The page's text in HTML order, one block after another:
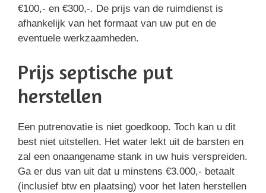
€100,- en €300,-. De prijs van de ruimdienst is
afhankelijk van het formaat van uw put en de
eventuele werkzaamheden.
Prijs septische put
herstellen
Een putrenovatie is niet goedkoop. Toch kan u dit
best niet uitstellen. Het water lekt uit de barsten en
zal een onaangename stank in uw huis verspreiden.
Ga er dus van uit dat u minstens €3.000,- betaalt
(inclusief btw en plaatsing) voor het laten herstellen